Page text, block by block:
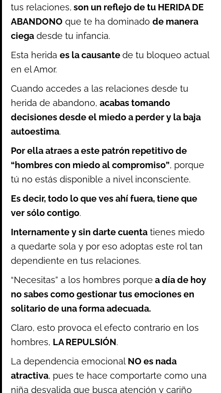
tus relaciones, son un reflejo de tu HERIDA DE
ABANDONO que te ha dominado de manera
ciegadesde tu infancia.
Esta herida es la causante de tu bloqueo actual
en el Amor.
Cuando accedes a las relaciones desde tu
herida de abandono, acabas tomando
decisiones desde el miedo a perder y la baja
autoestima.
Por ella atraes a este patrón repetitivo de
“hombres con miedo al compromiso”, porque
tú no estás disponible a nivel inconsciente.
Es decir, todo lo que ves ahí fuera, tiene que
ver sólo contigo.
Internamente y sin darte cuentatienes miedo
a quedarte sola y por eso adoptas este rol tan
dependiente en tus relaciones.
“Necesitas” a los hombres porque a día de hoy
no sabes como gestionar tus emociones en
solitario de una forma adecuada.
Claro, esto provoca el efecto contrario en los
hombres, LA REPULSIÓN .
La dependencia emocional NO es nada
atractiva, pues te hace comportarte como una
niña desvalida que busca atención y cariño